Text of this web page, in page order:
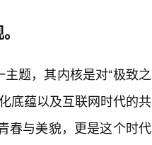
题，其内核是对“极致之
底蕴以及互联网时代的共
春与美貌，更是这个时代